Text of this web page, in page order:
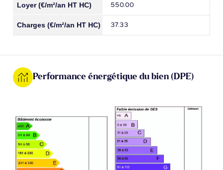
550.00
37.33
Performance énergétique du bien (DPE)